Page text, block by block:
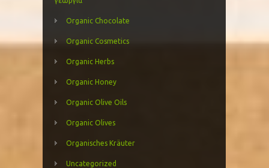
Organic Chocolate
Organic Cosmetics
Organic Herbs
Organic Honey
Organic Olive Oils
Organic Olives
Organisches Kräuter
Uncategorized